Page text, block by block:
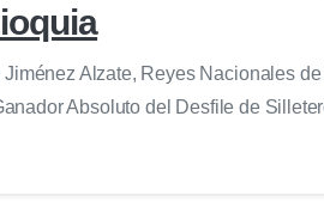
Alzate, Reyes Nacionales
Absoluto del Desfile de